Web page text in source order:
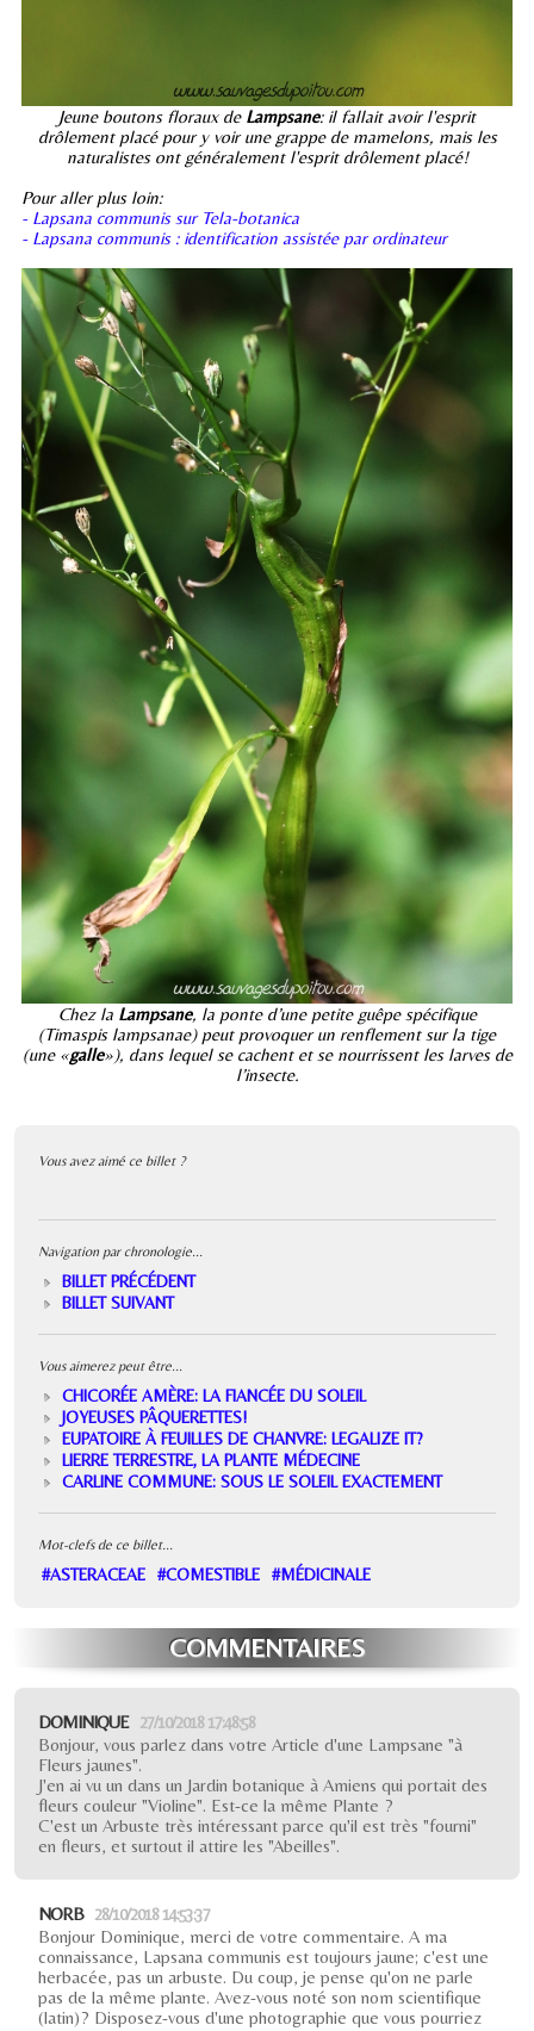
Jeune boutons floraux de Lampsane: il fallait avoir l'esprit
drôlement placé pour y voir une grappe de mamelons, mais les
naturalistes ont généralement l'esprit drôlement placé!
Pour aller plus loin:
- Lapsana communis sur Tela-botanica
- Lapsana communis : identification assistée par ordinateur
Chez la Lampsane, la ponte d’une petite guêpe spécifique
(Timaspis lampsanae) peut provoquer un renflement sur la tige
(une «galle»), dans lequel se cachent et se nourrissent les larves de
l’insecte.
Vous avez aimé ce billet ?
Navigation par chronologie...
BILLET PRÉCÉDENT
BILLET SUIVANT
Vous aimerez peut être...
CHICORÉE AMÈRE: LA FIANCÉE DU SOLEIL
JOYEUSES PÂQUERETTES!
EUPATOIRE À FEUILLES DE CHANVRE: LEGALIZE IT?
LIERRE TERRESTRE, LA PLANTE MÉDECINE
CARLINE COMMUNE: SOUS LE SOLEIL EXACTEMENT
Mot-clefs de ce billet...
#ASTERACEAE #COMESTIBLE #MÉDICINALE
COMMENTAIRES
DOMINIQUE 27/10/2018 17:48:58
Bonjour, vous parlez dans votre Article d'une Lampsane "à
Fleurs jaunes".
J'en ai vu un dans un Jardin botanique à Amiens qui portait des
fleurs couleur "Violine". Est-ce la même Plante ?
C'est un Arbuste très intéressant parce qu'il est très "fourni"
en fleurs, et surtout il attire les "Abeilles".
NORB 28/10/2018 14:53:37
Bonjour Dominique, merci de votre commentaire. A ma
connaissance, Lapsana communis est toujours jaune; c'est une
herbacée, pas un arbuste. Du coup, je pense qu'on ne parle
pas de la même plante. Avez-vous noté son nom scientifique
(latin)? Disposez-vous d'une photographie que vous pourriez